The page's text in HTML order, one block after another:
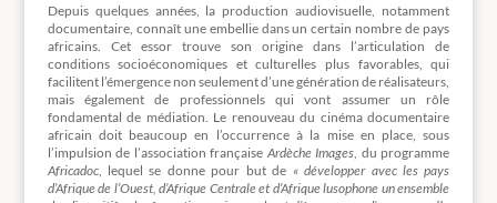
Depuis quelques années, la production audiovisuelle, notamment
documentaire, connaît une embellie dans un certain nombre de pays
africains. Cet essor trouve son origine dans l’articulation de
conditions socioéconomiques et culturelles plus favorables, qui
facilitent l’émergence non seulement d’une génération de réalisateurs,
mais également de professionnels qui vont assumer un rôle
fondamental de médiation. Le renouveau du cinéma documentaire
africain doit beaucoup en l’occurrence à la mise en place, sous
l’impulsion de l’association française Ardèche Images , du programme
Africadoc, lequel se donne pour but de «développer avec les pays
d’Afrique de l’Ouest, d’Afrique Centrale et d’Afrique lusophone un ensemble